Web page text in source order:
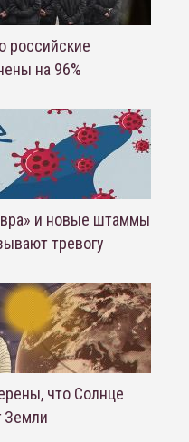
российские
на 96%
и новые штаммы
тревогу
что Солнце
Земли